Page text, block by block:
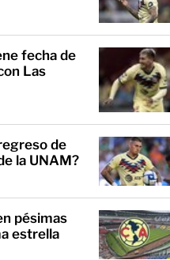
fecha de
Las
de
la UNAM?
pésimas
estrella